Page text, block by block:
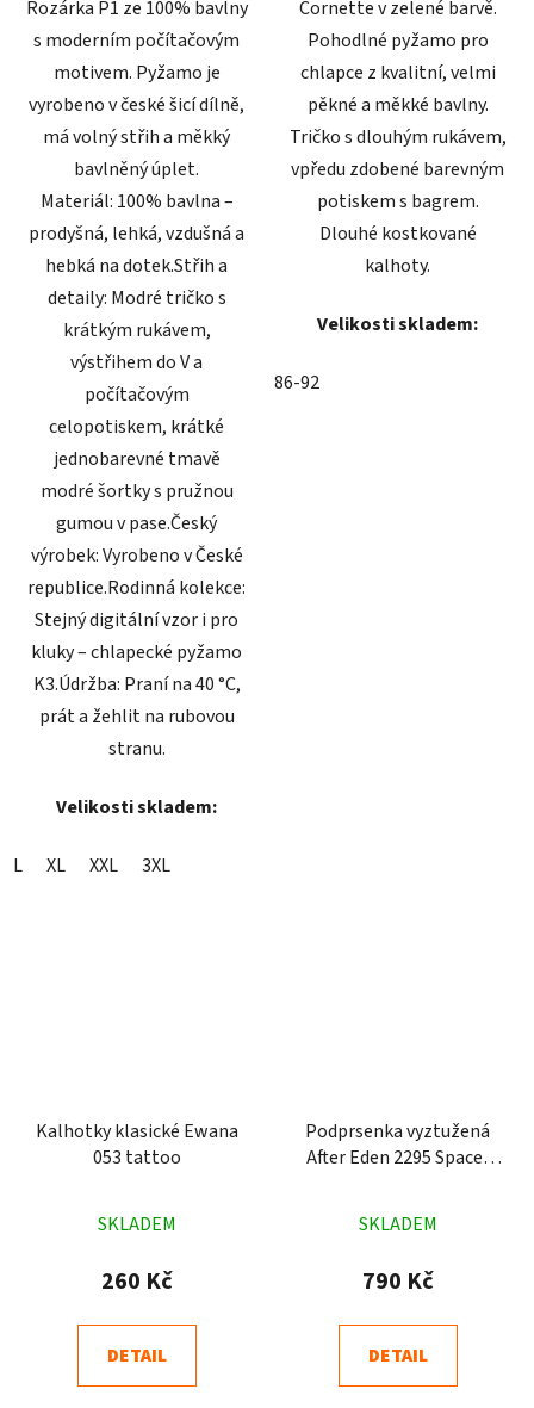
Rozárka P1 ze 100% bavlny
s moderním počítačovým
motivem. Pyžamo je
vyrobeno v české šicí dílně,
má volný střih a měkký
bavlněný úplet.
Materiál: 100% bavlna –
prodyšná, lehká, vzdušná a
hebká na dotek.Střih a
detaily: Modré tričko s
krátkým rukávem,
výstřihem do V a
počítačovým
celopotiskem, krátké
jednobarevné tmavě
modré šortky s pružnou
gumou v pase.Český
výrobek: Vyrobeno v České
republice.Rodinná kolekce:
Stejný digitální vzor i pro
kluky – chlapecké pyžamo
K3.Údržba: Praní na 40 °C,
prát a žehlit na rubovou
stranu.
Velikosti skladem:
L XL XXL 3XL
Cornette v zelené barvě.
Pohodlné pyžamo pro
chlapce z kvalitní, velmi
pěkné a měkké bavlny.
Tričko s dlouhým rukávem,
vpředu zdobené barevným
potiskem s bagrem.
Dlouhé kostkované
kalhoty.
Velikosti skladem:
86-92
Kalhotky klasické Ewana
053 tattoo
hodnocení
produktu
4,9
z
SKLADEM
260 Kč
DETAIL
Podprsenka vyztužená
After Eden 2295 Spacer
hodnocení
produktu
5,0
z
SKLADEM
790 Kč
DETAIL